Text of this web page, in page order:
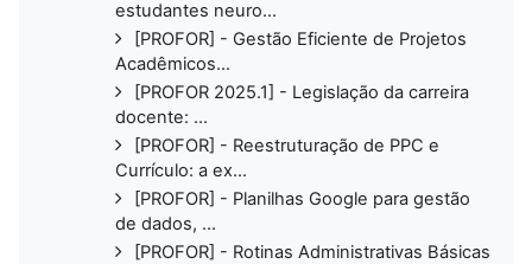
estudantes neuro...
[PROFOR] - Gestão Eficiente de Projetos
Acadêmicos...
[PROFOR 2025.1] - Legislação da carreira
docente: ...
[PROFOR] - Reestruturação de PPC e
Currículo: a ex...
[PROFOR] - Planilhas Google para gestão
de dados, ...
[PROFOR] - Rotinas Administrativas Básicas